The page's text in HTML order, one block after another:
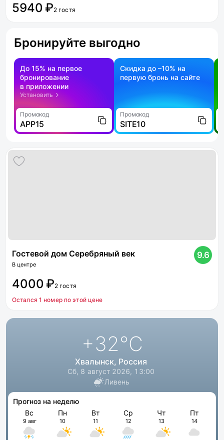
5940 ₽2 гостя
Бронируйте выгодно
До 15% на первое
бронирование
в приложении
Установить
Промокод
APP15
Скидка до –10% на
первую бронь на сайте
Промокод
SITE10
Гостевой дом Серебряный век
В центре
9.6
4000 ₽2 гостя
Остался 1 номер по этой цене
+32°C
Хвалынск, Россия
Сб, 8 август 2026, 13:00
Ливень
Прогноз на неделю
Вс
9 авг
Пн
10
Вт
11
Ср
12
Чт
13
Пт
14